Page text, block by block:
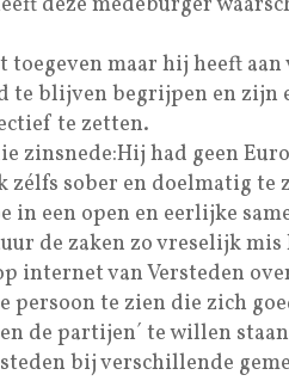
maar hij heeft aan
te blijven begrijpen en zijn
te zetten.
zinsnede:Hij had geen
zélfs sober en doelmatig te
in een open en eerlijke
de zaken zo vreselijk
internet van Versteden
persoon te zien die zich
de partijen´ te willen
bij verschillende